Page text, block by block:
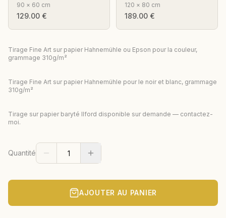
90 × 60 cm
129.00 €
120 × 80 cm
189.00 €
Tirage Fine Art sur papier Hahnemühle ou Epson pour la couleur,
grammage 310g/m²
Tirage Fine Art sur papier Hahnemühle pour le noir et blanc, grammage
310g/m²
Tirage sur papier baryté Ilford disponible sur demande — contactez-
moi.
Quantité
AJOUTER AU PANIER